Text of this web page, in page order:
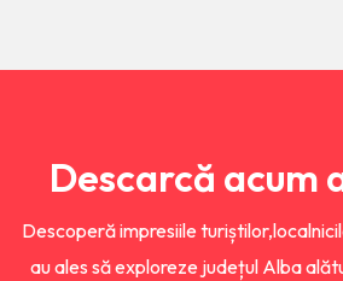
Descarcă acum
Descoperă impresiile
au ales să exploreze județul Alba